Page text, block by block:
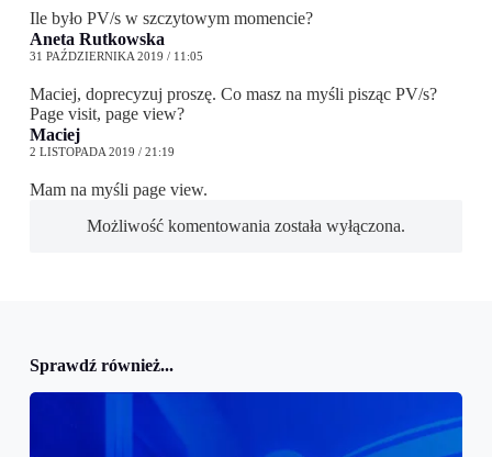
Ile było PV/s w szczytowym momencie?
Aneta Rutkowska
31 PAŹDZIERNIKA 2019 / 11:05
Maciej, doprecyzuj proszę. Co masz na myśli pisząc PV/s?
Page visit, page view?
Maciej
2 LISTOPADA 2019 / 21:19
Mam na myśli page view.
Możliwość komentowania została wyłączona.
Sprawdź również...